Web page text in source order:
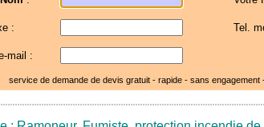
: Tel.
mail :
service de demande de devis gratuit - rapide - sans engagement